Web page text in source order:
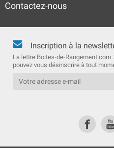
Contactez-nous
Inscription à la
La lettre Boites-de-Rangement.com
pouvez vous désinscrire à tout